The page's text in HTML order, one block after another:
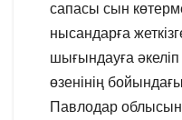
сапасы сын
нысандарға
шығындауға
өзенінің
Павлодар